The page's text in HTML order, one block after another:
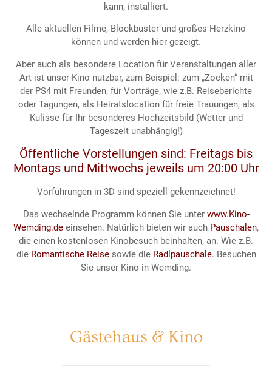
kann, installiert.
Alle aktuellen Filme, Blockbuster und großes Herzkino
können und werden hier gezeigt.
Aber auch als besondere Location für Veranstaltungen aller
Art ist unser Kino nutzbar, zum Beispiel: zum „Zocken“ mit
der PS4 mit Freunden, für Vorträge, wie z.B. Reiseberichte
oder Tagungen, als Heiratslocation für freie Trauungen, als
Kulisse für Ihr besonderes Hochzeitsbild (Wetter und
Tageszeit unabhängig!)
Öffentliche Vorstellungen sind: Freitags bis
Montags und Mittwochs jeweils um 20:00 Uhr
Vorführungen in 3D sind speziell gekennzeichnet!
Das wechselnde Programm können Sie unter www.Kino-
Wemding.de einsehen. Natürlich bieten wir auch Pauschalen,
die einen kostenlosen Kinobesuch beinhalten, an. Wie z.B.
die Romantische Reisesowie die Radlpauschale. Besuchen
Sie unser Kino in Wemding.
Gästehaus & Kino